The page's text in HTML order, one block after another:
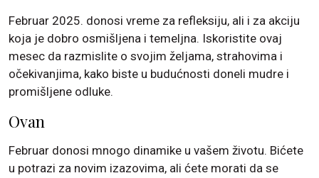
Februar 2025. donosi vreme za refleksiju, ali i za akciju
koja je dobro osmišljena i temeljna. Iskoristite ovaj
mesec da razmislite o svojim željama, strahovima i
očekivanjima, kako biste u budućnosti doneli mudre i
promišljene odluke.
Ovan
Februar donosi mnogo dinamike u vašem životu. Bićete
u potrazi za novim izazovima, ali ćete morati da se